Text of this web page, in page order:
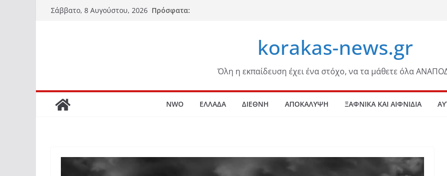
Μετάβαση
Σάββατο, 8 Αυγούστου, 2026 Πρόσφατα:
korakas-news.gr
Όλη η εκπαίδευση έχει ένα στόχο, να τα μάθετε όλα
NWO ΕΛΛΑΔΑ ΔΙΕΘΝΗ ΑΠΟΚΑΛΥΨΗ ΞΑΦΝΙΚΑ ΚΑΙ ΑΙΦΝΙΔΙΑ